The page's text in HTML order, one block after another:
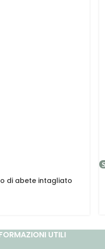
di abete intagliato
UTILI